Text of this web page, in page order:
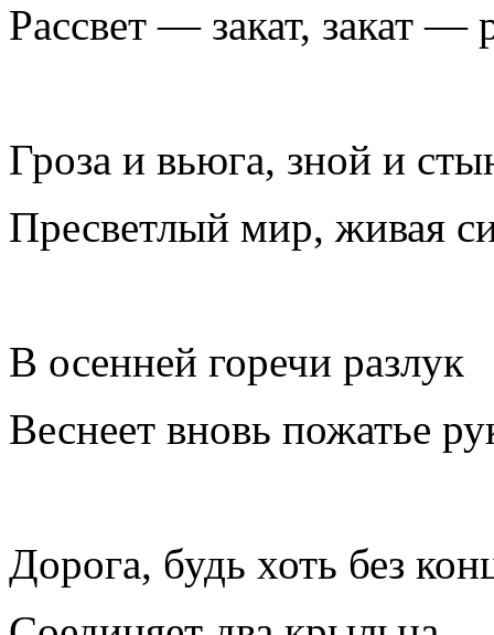
Рассвет — закат, закат —
Гроза и вьюга, зной и
Пресветлый мир, живая
В осенней горечи разлук
Веснеет вновь пожатье
Дорога, будь хоть без